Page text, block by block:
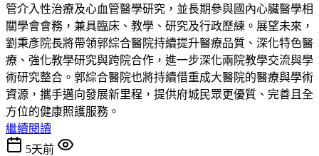
管介入性治療及心血管醫學研究，並長期參與國內心臟醫學相
關學會會務，兼具臨床、教學、研究及行政歷練。展望未來，
劉秉彥院長將帶領郭綜合醫院持續提升醫療品質、深化特色醫
療、強化教學研究與跨院合作，進一步深化兩院教學交流與學
術研究整合。郭綜合醫院也將持續借重成大醫院的醫療與學術
資源，攜手邁向發展新里程，提供府城民眾更優質、完善且全
方位的健康照護服務。
繼續閱讀
5天前